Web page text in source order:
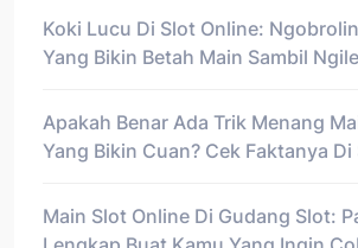
Koki Lucu Di Slot Online:
Yang Bikin Betah Main Sambil
Apakah Benar Ada Trik Menang
Yang Bikin Cuan? Cek Faktanya Di
Main Slot Online Di Gudang Slot: